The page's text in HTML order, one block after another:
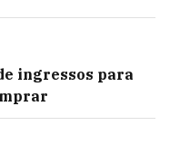
ingressos para